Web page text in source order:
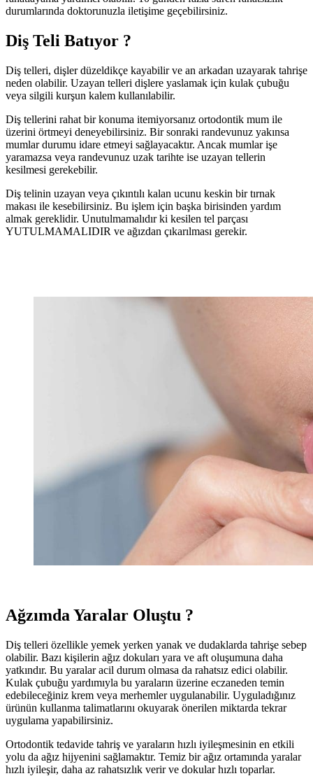
durumlarında doktorunuzla iletişime geçebilirsiniz.
Diş Teli Batıyor ?
Diş telleri, dişler düzeldikçe kayabilir ve an arkadan uzayarak tahrişe
neden olabilir. Uzayan telleri dişlere yaslamak için kulak çubuğu
veya silgili kurşun kalem kullanılabilir.
Diş tellerini rahat bir konuma itemiyorsanız ortodontik mum ile
üzerini örtmeyi deneyebilirsiniz. Bir sonraki randevunuz yakınsa
mumlar durumu idare etmeyi sağlayacaktır. Ancak mumlar işe
yaramazsa veya randevunuz uzak tarihte ise uzayan tellerin
kesilmesi gerekebilir.
Diş telinin uzayan veya çıkıntılı kalan ucunu keskin bir tırnak
makası ile kesebilirsiniz. Bu işlem için başka birisinden yardım
almak gereklidir. Unutulmamalıdır ki kesilen tel parçası
YUTULMAMALIDIR ve ağızdan çıkarılması gerekir.
Ağzımda Yaralar Oluştu ?
Diş telleri özellikle yemek yerken yanak ve dudaklarda tahrişe sebep
olabilir. Bazı kişilerin ağız dokuları yara ve aft oluşumuna daha
yatkındır. Bu yaralar acil durum olmasa da rahatsız edici olabilir.
Kulak çubuğu yardımıyla bu yaraların üzerine eczaneden temin
edebileceğiniz krem veya merhemler uygulanabilir. Uyguladığınız
ürünün kullanma talimatlarını okuyarak önerilen miktarda tekrar
uygulama yapabilirsiniz.
Ortodontik tedavide tahriş ve yaraların hızlı iyileşmesinin en etkili
yolu da ağız hijyenini sağlamaktır. Temiz bir ağız ortamında yaralar
hızlı iyileşir, daha az rahatsızlık verir ve dokular hızlı toparlar.